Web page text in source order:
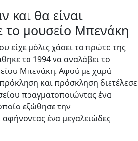
και θα είναι
το μουσείο Μπενάκη
είχε μόλις χάσει το πρώτο της
το 1994 να αναλάβει το
Μπενάκη. Αφού με χαρά
και πρόσκληση διετέλεσε
πραγματοποιώντας ένα
εξώθησε την
αφήνοντας ένα μεγαλειώδες